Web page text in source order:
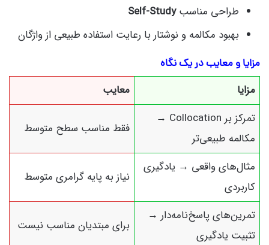
طراحی مناسبSelf-Study
بهبود مکالمه و نوشتار با رعایت استفاده طبیعی از واژگان
مزایا و معایب در یک نگاه
مزایا
معایب
تمرکز بر Collocation →
مکالمه طبیعی‌تر
فقط مناسب سطح متوسط
مثال‌های واقعی → یادگیری
کاربردی
نیاز به پایه گرامری متوسط
تمرین‌های پاسخ‌نامه‌دار →
تثبیت یادگیری
برای مبتدیان مناسب نیست